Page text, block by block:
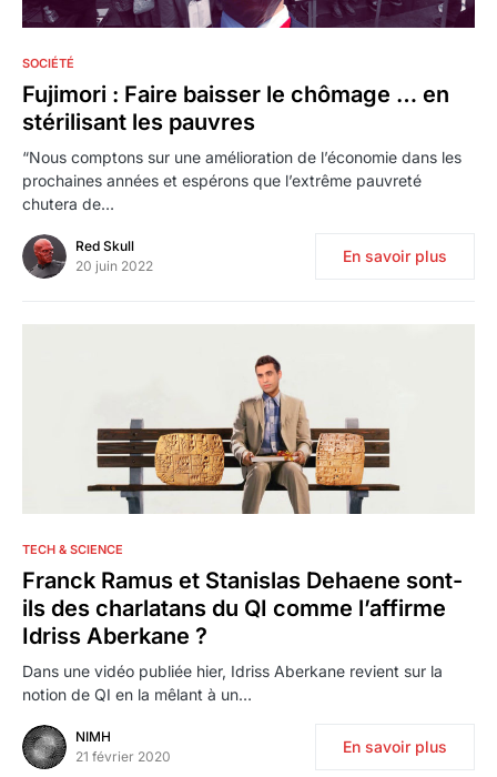
SOCIÉTÉ
Fujimori : Faire baisser le chômage … en
stérilisant les pauvres
“Nous comptons sur une amélioration de l’économie dans les
prochaines années et espérons que l’extrême pauvreté
chutera de…
Red Skull
20 juin 2022
En savoir plus
TECH & SCIENCE
Franck Ramus et Stanislas Dehaene sont-
ils des charlatans du QI comme l’affirme
Idriss Aberkane ?
Dans une vidéo publiée hier, Idriss Aberkane revient sur la
notion de QI en la mêlant à un…
NIMH
21 février 2020
En savoir plus